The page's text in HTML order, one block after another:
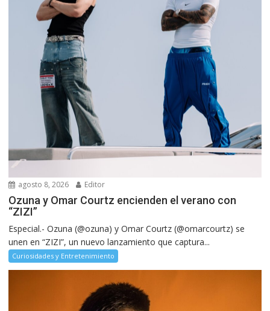
agosto 8, 2026 Editor
Ozuna y Omar Courtz encienden el verano con
“ZIZI”
Especial.- Ozuna (@ozuna) y Omar Courtz (@omarcourtz) se
unen en “ZIZI”, un nuevo lanzamiento que captura...
Curiosidades y Entretenimiento